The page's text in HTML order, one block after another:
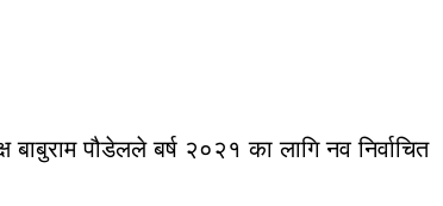
पौडेलले बर्ष २०२१ का लागि नव निर्वाचित